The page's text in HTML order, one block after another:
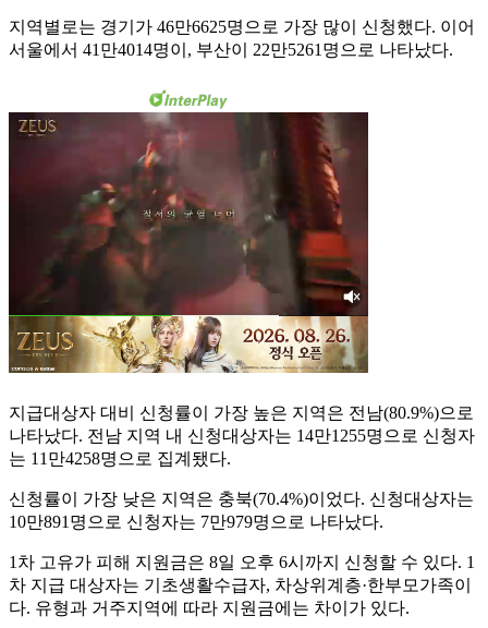
지역별로는 경기가 46만6625명으로 가장 많이 신청했다. 이어
서울에서 41만4014명이, 부산이 22만5261명으로 나타났다.
지급대상자 대비 신청률이 가장 높은 지역은 전남(80.9%)으로
나타났다. 전남 지역 내 신청대상자는 14만1255명으로 신청자
는 11만4258명으로 집계됐다.
신청률이 가장 낮은 지역은 충북(70.4%)이었다. 신청대상자는
10만891명으로 신청자는 7만979명으로 나타났다.
1차 고유가 피해 지원금은 8일 오후 6시까지 신청할 수 있다. 1
차 지급 대상자는 기초생활수급자, 차상위계층·한부모가족이
다. 유형과 거주지역에 따라 지원금에는 차이가 있다.